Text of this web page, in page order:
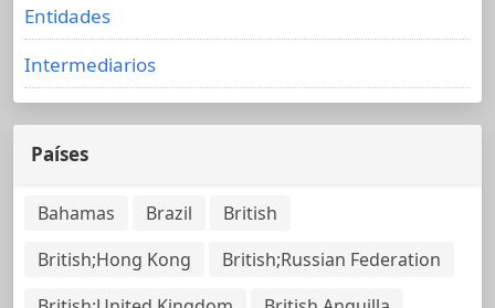
Entidades
Intermediarios
Países
Bahamas Brazil
British
British;Hong Kong
British;Russian Federation